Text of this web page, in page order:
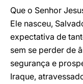
Que o Senhor
Ele nasceu,
expectativa de
sem se perder de
segurança e
Iraque,